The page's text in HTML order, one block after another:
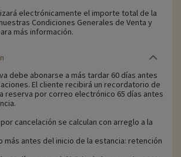
electrónicamente el importe total de la
Condiciones Generales de Venta y
más información.
debe abonarse a más tardar 60 días antes
El cliente recibirá un recordatorio de
reserva por correo electrónico 65 días antes
cancelación se calculan con arreglo a la
más antes del inicio de la estancia: retención